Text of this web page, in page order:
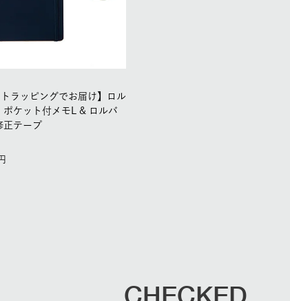
ラッピングでお届け】ロル
ポケット付メモL & ロルバ
正テープ
CHECKED